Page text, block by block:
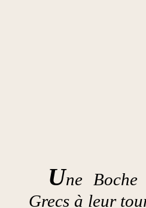
Une
Grecs à leur